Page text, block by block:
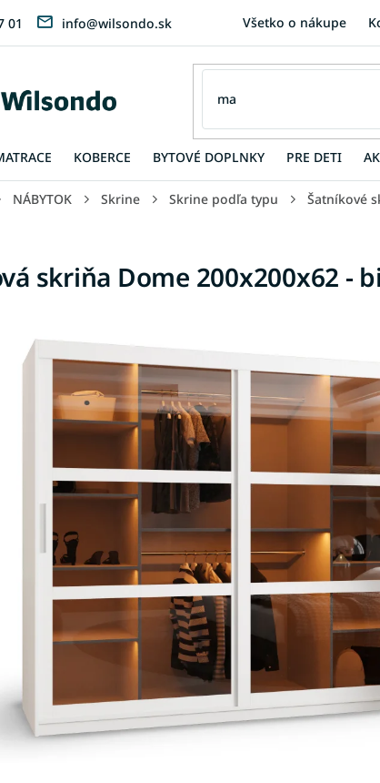
01 info@wilsondo.sk Všetko o nákupe
KOBERCE BYTOVÉ DOPLNKY PRE DETI
NÁBYTOK Skrine Skrine podľa typu Šatníkové
skriňa Dome 200x200x62 -